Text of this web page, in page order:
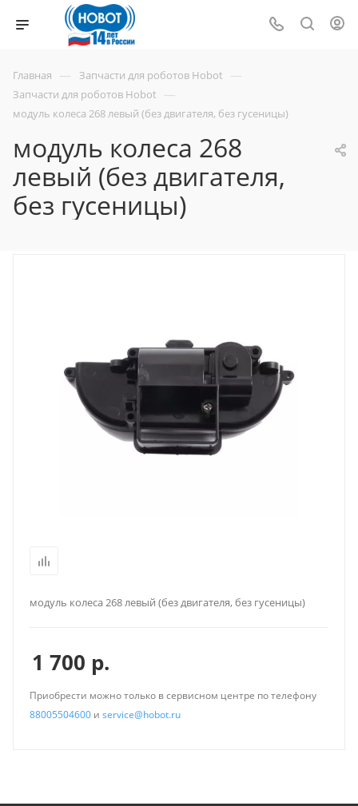
Главная — Запчасти для роботов Hobot —
Запчасти для роботов Hobot —
модуль колеса 268 левый (без двигателя, без гусеницы)
модуль колеса 268
левый (без двигателя,
без гусеницы)
модуль колеса 268 левый (без двигателя, без гусеницы)
1 700 р.
Приобрести можно только в сервисном центре по телефону
88005504600 и service@hobot.ru